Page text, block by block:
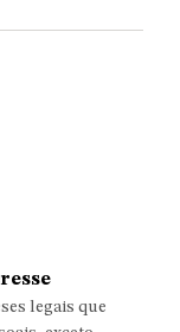
legais que